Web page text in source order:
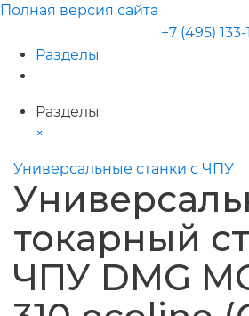
Полная версия сайта
+7 (495) 133-
Разделы
Разделы
×
Универсальные станки с ЧПУ
токарный
ЧПУ DMG